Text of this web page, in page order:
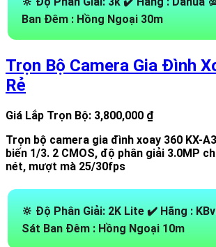
Ban Đêm : Hồng Ngoại 30m
Trọn Bộ Camera Gia Đình
Rẻ
Giá Lắp Trọn Bộ: 3,800,000 ₫
Trọn bộ camera gia đình xoay 360 KX-
biến 1/3. 2 CMOS, độ phân giải 3.0MP
nét, mượt mà 25/30fps
🔆 Độ Phân Giải: 2K Lite ✔️ Hãng :
Sát Ban Đêm : Hồng Ngoại 10m